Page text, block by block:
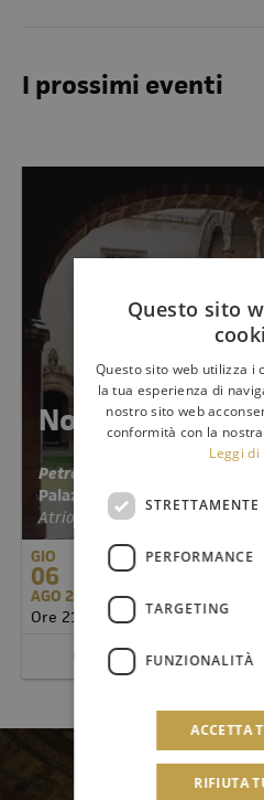
I prossimi eventi
Note al Museo
Petrotto&BachStringEnsemble
Palazzo Abatellis
Atrio storico | Via Alloro 4,
GIO
06
AGO 2026
Ore 21,00
Leggi il programma
Questo sito
Questo sito web utilizza i
la tua esperienza di
nostro sito web
conformità con la
Leggi di
STRETTAMENTE
PERFORMANCE
TARGETING
FUNZIONALITÀ
ACCETTA
RIFIUTA